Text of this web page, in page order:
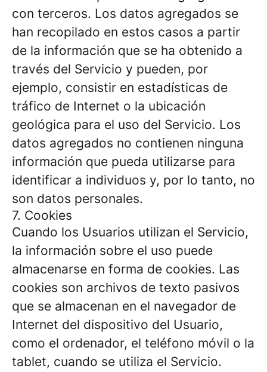
con terceros. Los datos agregados se
han recopilado en estos casos a partir
de la información que se ha obtenido a
través del Servicio y pueden, por
ejemplo, consistir en estadísticas de
tráfico de Internet o la ubicación
geológica para el uso del Servicio. Los
datos agregados no contienen ninguna
información que pueda utilizarse para
identificar a individuos y, por lo tanto, no
son datos personales.
7. Cookies
Cuando los Usuarios utilizan el Servicio,
la información sobre el uso puede
almacenarse en forma de cookies. Las
cookies son archivos de texto pasivos
que se almacenan en el navegador de
Internet del dispositivo del Usuario,
como el ordenador, el teléfono móvil o la
tablet, cuando se utiliza el Servicio.